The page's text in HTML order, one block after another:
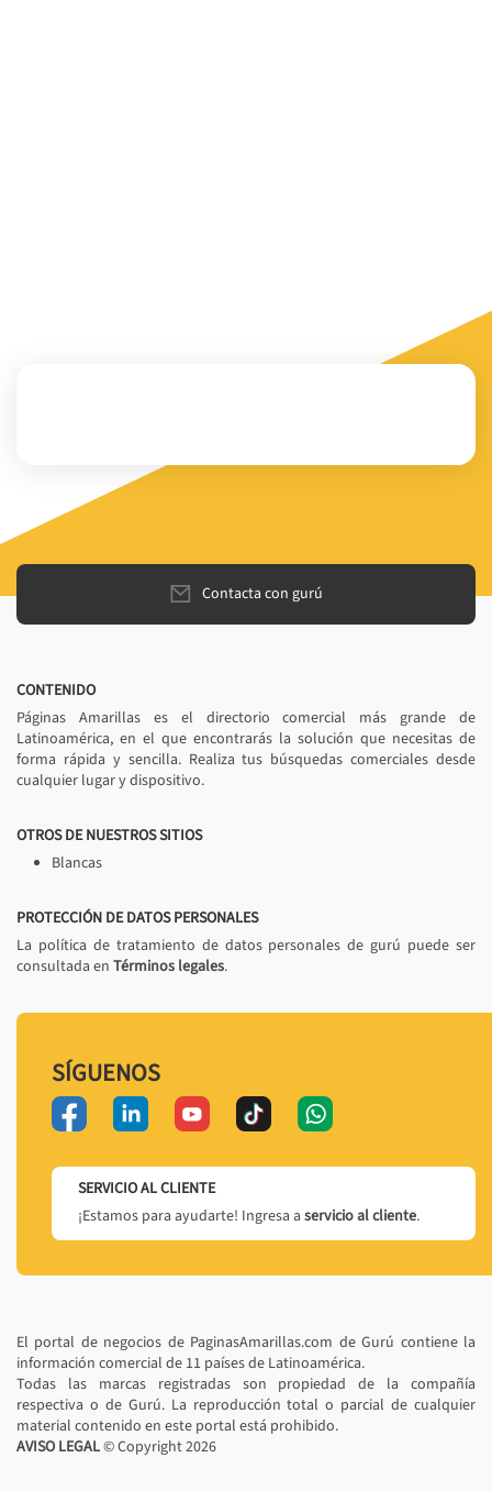
Contacta con gurú
CONTENIDO
Páginas Amarillas es el directorio comercial más grande de
Latinoamérica, en el que encontrarás la solución que necesitas de
forma rápida y sencilla. Realiza tus búsquedas comerciales desde
cualquier lugar y dispositivo.
OTROS DE NUESTROS SITIOS
Blancas
PROTECCIÓN DE DATOS PERSONALES
La política de tratamiento de datos personales de gurú puede ser
consultada en Términos legales.
SÍGUENOS
SERVICIO AL CLIENTE
¡Estamos para ayudarte! Ingresa a servicio al cliente.
El portal de negocios de PaginasAmarillas.com de Gurú contiene la
información comercial de 11 países de Latinoamérica.
Todas las marcas registradas son propiedad de la compañía
respectiva o de Gurú. La reproducción total o parcial de cualquier
material contenido en este portal está prohibido.
AVISO LEGAL© Copyright2026